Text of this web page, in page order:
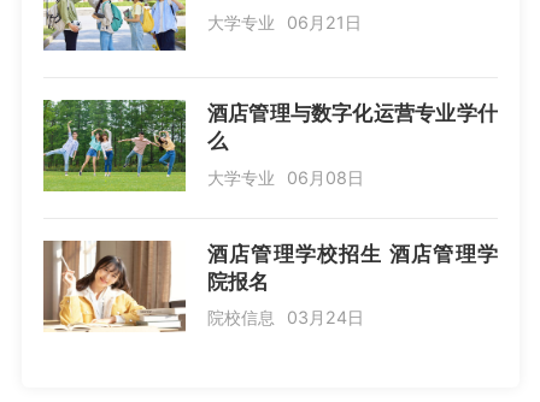
大学专业 06月21日
酒店管理与数字化运营专业学什
么
大学专业 06月08日
酒店管理学校招生 酒店管理学
院报名
院校信息 03月24日